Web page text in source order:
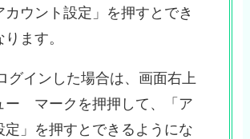
カウント設定」を押すとでき
ます。
グインした場合は、画面右上
マークを押押して、「ア
定」を押すとできるようにな